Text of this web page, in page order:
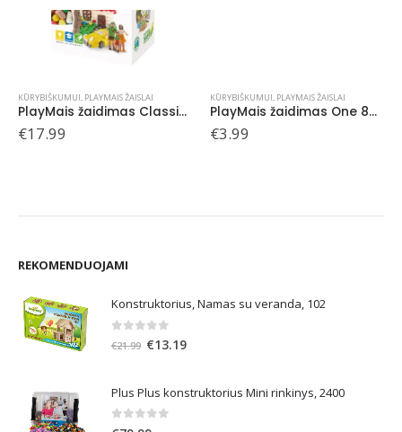
KŪRYBIŠKUMUI, PLAYMAIS ŽAISLAI
PlayMais žaidimas Classic, 750
€17.99
KŪRYBIŠKUMUI, PLAYMAIS ŽAISLAI
PlayMais žaidimas One 80, Karvutė
€3.99
REKOMENDUOJAMI
Konstruktorius, Namas su veranda, 102
out of 5
€21.99 Original
€21.99.
€13.19Current
€13.19.
Plus Plus konstruktorius Mini rinkinys, 2400
0out of 5